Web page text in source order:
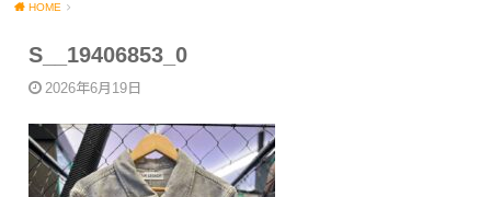
HOME
S__19406853_0
2026年6月19日